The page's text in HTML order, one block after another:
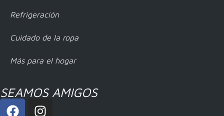
Refrigeración
Cuidado de la ropa
Más para el hogar
SEAMOS AMIGOS